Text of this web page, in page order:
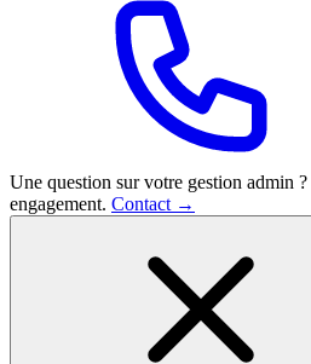
Une question sur votre gestion admin ?
engagement. Contact →